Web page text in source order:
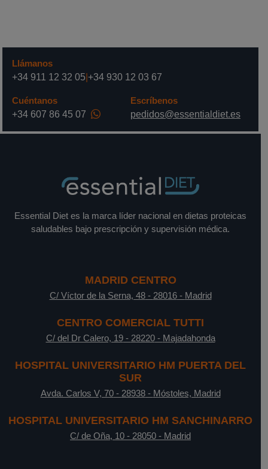
Llámanos
+34 911 12 32 05 +34 930 12 03 67
Cuéntanos
+34 607 86 45 07
Escríbenos
pedidos@essentialdiet.es
Essential Diet es la marca líder nacional en dietas proteicas
saludables bajo prescripción y supervisión médica.
MADRID CENTRO
C/ Víctor de la Serna, 48- 28016- Madrid
CENTRO COMERCIAL TUTTI
C/ del Dr Calero, 19- 28220- Majadahonda
HOSPITAL UNIVERSITARIO HM PUERTA DEL
SUR
Avda. Carlos V, 70- 28938- Móstoles, Madrid
HOSPITAL UNIVERSITARIO HM SANCHINARRO
C/ de Oña, 10 - 28050 - Madrid